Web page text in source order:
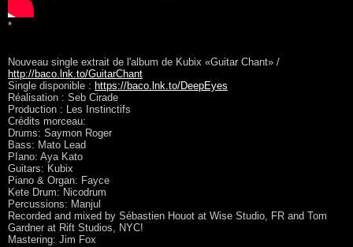
*
Nouveau single extrait de l'album de Kubix «Guitar Chant» /
http://baco.lnk.to/GuitarChant
Single disponible : https://baco.lnk.to/DeepEyes
Réalisation : Seb Cirade
Production : Les Instinctifs
Crédits morceau:
Drums: Saymon Roger
Bass: Mato Lead
PIano: Aya Kato
Guitars: Kubix
Piano & Organ: Fayce
Kete Drum: Nicodrum
Percussions: Manjul
Recorded and mixed by Sébastien Houot at Wise Studio, FR and Tom
Gardner at Rift Studios, NYC!
Mastering: Jim Fox